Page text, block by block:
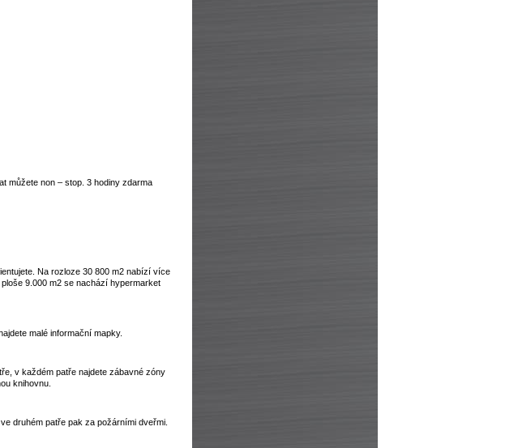
můžete non – stop. 3 hodiny zdarma
Na rozloze 30 800 m2 nabízí více
9.000 m2 se nachází hypermarket
malé informační mapky.
v každém patře najdete zábavné zóny
knihovnu.
druhém patře pak za požárními dveřmi.